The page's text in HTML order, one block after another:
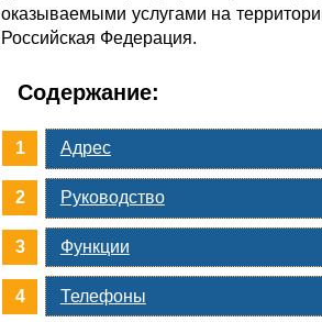
оказываемыми услугами на
Российская Федерация.
Содержание:
Адрес
Руководство
Функции
Телефоны